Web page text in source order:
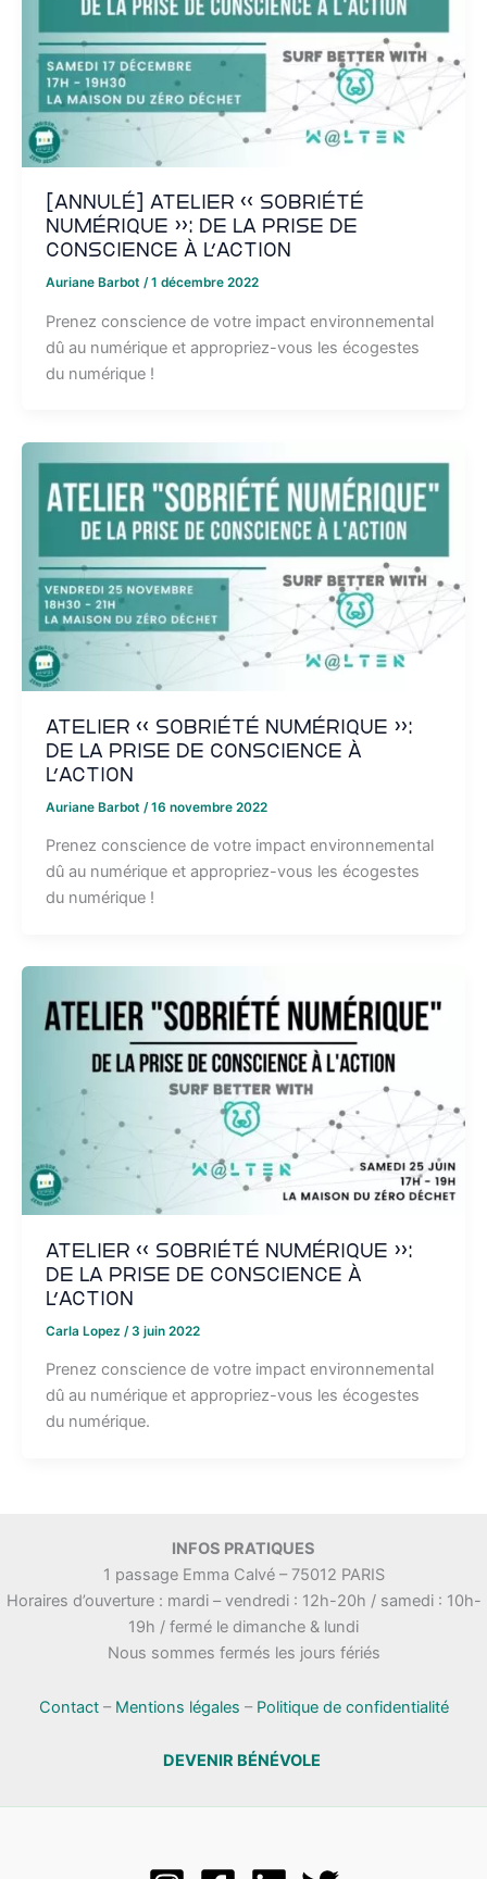
[ANNULÉ] Atelier « Sobriété
Numérique »: de la prise de
conscience à l’action
Auriane Barbot /1 décembre 2022
Prenez conscience de votre impact environnemental
dû au numérique et appropriez-vous les écogestes
du numérique !
Atelier « Sobriété Numérique »:
de la prise de conscience à
l’action
Auriane Barbot /16 novembre 2022
Prenez conscience de votre impact environnemental
dû au numérique et appropriez-vous les écogestes
du numérique !
Atelier « Sobriété Numérique »:
de la prise de conscience à
l’action
Carla Lopez /3 juin 2022
Prenez conscience de votre impact environnemental
dû au numérique et appropriez-vous les écogestes
du numérique.
INFOS PRATIQUES
1 passage Emma Calvé – 75012 PARIS
Horaires d’ouverture : mardi – vendredi : 12h-20h / samedi : 10h-
19h / fermé le dimanche & lundi
Nous sommes fermés les jours fériés
Contact– Mentions légales – Politique de confidentialité
DEVENIR BÉNÉVOLE